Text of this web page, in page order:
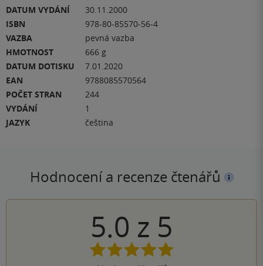
DATUM VYDÁNÍ
30.11.2000
ISBN
978-80-85570-56-4
VAZBA
pevná vazba
HMOTNOST
666 g
DATUM DOTISKU
7.01.2020
EAN
9788085570564
POČET STRAN
244
VYDÁNÍ
1
JAZYK
čeština
Hodnocení a recenze čtenářů
5.0 z 5